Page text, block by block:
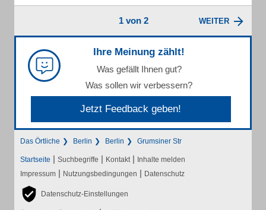
1 von 2 WEITER
Ihre Meinung zählt!
Was gefällt Ihnen gut?
Was sollen wir verbessern?
Jetzt Feedback geben!
Das Örtliche Berlin Berlin Grumsiner Str
Startseite | Suchbegriffe | Kontakt | Inhalte melden
Impressum | Nutzungsbedingungen | Datenschutz
Datenschutz-Einstellungen